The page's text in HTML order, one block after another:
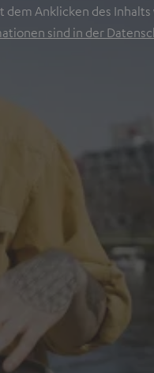
Anklicken des
sind in der